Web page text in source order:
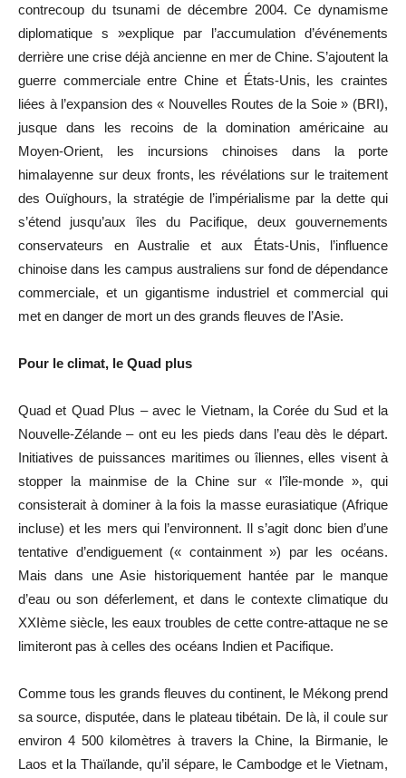
contrecoup du tsunami de décembre 2004. Ce dynamisme
diplomatique s »explique par l’accumulation d’événements
derrière une crise déjà ancienne en mer de Chine. S’ajoutent la
guerre commerciale entre Chine et États-Unis, les craintes
liées à l’expansion des « Nouvelles Routes de la Soie » (BRI),
jusque dans les recoins de la domination américaine au
Moyen-Orient, les incursions chinoises dans la porte
himalayenne sur deux fronts, les révélations sur le traitement
des Ouïghours, la stratégie de l’impérialisme par la dette qui
s’étend jusqu’aux îles du Pacifique, deux gouvernements
conservateurs en Australie et aux États-Unis, l’influence
chinoise dans les campus australiens sur fond de dépendance
commerciale, et un gigantisme industriel et commercial qui
met en danger de mort un des grands fleuves de l’Asie.
Pour le climat, le Quad plus
Quad et Quad Plus – avec le Vietnam, la Corée du Sud et la
Nouvelle-Zélande – ont eu les pieds dans l’eau dès le départ.
Initiatives de puissances maritimes ou îliennes, elles visent à
stopper la mainmise de la Chine sur « l’île-monde », qui
consisterait à dominer à la fois la masse eurasiatique (Afrique
incluse) et les mers qui l’environnent. Il s’agit donc bien d’une
tentative d’endiguement (« containment ») par les océans.
Mais dans une Asie historiquement hantée par le manque
d’eau ou son déferlement, et dans le contexte climatique du
XXIème siècle, les eaux troubles de cette contre-attaque ne se
limiteront pas à celles des océans Indien et Pacifique.
Comme tous les grands fleuves du continent, le Mékong prend
sa source, disputée, dans le plateau tibétain. De là, il coule sur
environ 4 500 kilomètres à travers la Chine, la Birmanie, le
Laos et la Thaïlande, qu’il sépare, le Cambodge et le Vietnam,